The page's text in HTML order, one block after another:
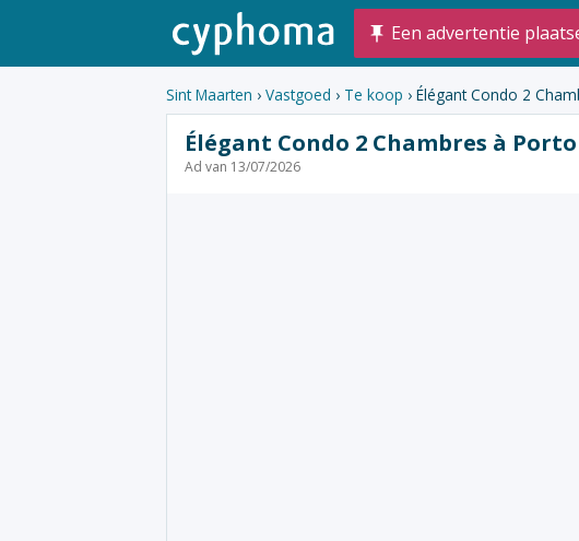
Een advertentie
Sint Maarten › Vastgoed › Te koop › Élégant Condo 2
Élégant Condo 2 Chambres à
Ad van 13/07/2026